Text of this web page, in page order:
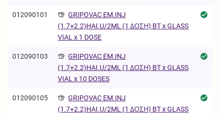
012090101
GRIPOVAC EM.INJ
(1.7+2.2)HAI.U/2ML (1 ΔΟΣΗ) BT x GLASS
VIAL x 1 DOSE
012090103
GRIPOVAC EM.INJ
(1.7+2.2)HAI.U/2ML (1 ΔΟΣΗ) BT x GLASS
VIAL x 10 DOSES
012090105
GRIPOVAC EM.INJ
(1.7+2.2)HAI.U/2ML (1 ΔΟΣΗ) BT x GLASS